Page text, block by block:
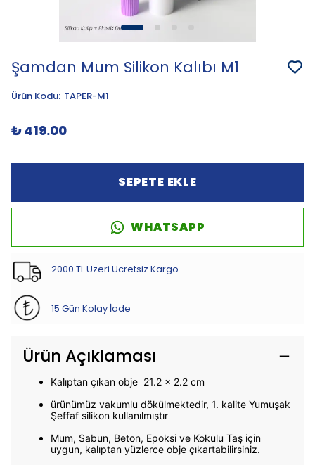
Şamdan Mum Silikon Kalıbı M1
Ürün Kodu: TAPER-M1
₺ 419.00
SEPETE EKLE
WHATSAPP
2000 TL Üzeri Ücretsiz Kargo
15 Gün Kolay İade
Ürün Açıklaması
Kalıptan çıkan obje 21.2 x 2.2 cm
ürünümüz vakumlu dökülmektedir, 1. kalite Yumuşak
Şeffaf silikon kullanılmıştır
Mum, Sabun, Beton, Epoksi ve Kokulu Taş için
uygun, kalıptan yüzlerce obje çıkartabilirsiniz.